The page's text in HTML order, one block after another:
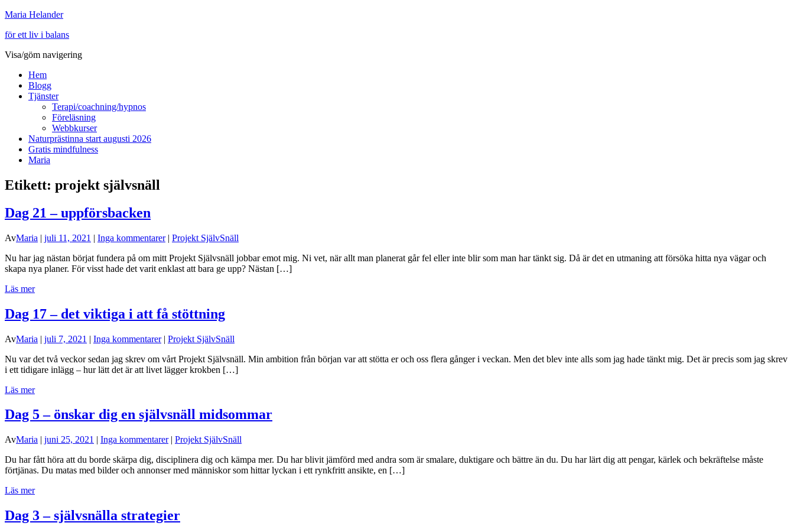
Maria Helander
för ett liv i balans
Visa/göm navigering
Hem
Blogg
Tjänster
Terapi/coachning/hypnos
Föreläsning
Webbkurser
Naturprästinna start augusti 2026
Gratis mindfulness
Maria
Etikett: projekt självsnäll
Dag 21 – uppförsbacken
AvMaria | juli 11, 2021 | Inga kommentarer| Projekt SjälvSnäll
Nu har jag nästan börjat fundera på om mitt Projekt Självsnäll jobbar emot mig. Ni vet, när allt man planerat går fel eller inte blir som man har tänkt sig. Då är det en utmaning att försöka hitta nya vägar och
skapa nya planer. För visst hade det varit enklast att bara ge upp? Nästan […]
Läs mer
Dag 17 – det viktiga i att få stöttning
AvMaria | juli 7, 2021 | Inga kommentarer| Projekt SjälvSnäll
Nu var det två veckor sedan jag skrev om vårt Projekt Självsnäll. Min ambition från början var att stötta er och oss flera gånger i veckan. Men det blev inte alls som jag hade tänkt mig. Det är precis som jag skrev
i ett tidigare inlägg – hur lätt det är att livet lägger krokben […]
Läs mer
Dag 5 – önskar dig en självsnäll midsommar
AvMaria | juni 25, 2021 | Inga kommentarer| Projekt SjälvSnäll
Du har fått höra att du borde skärpa dig, disciplinera dig och kämpa mer. Du har blivit jämförd med andra som är smalare, duktigare och bättre än du. Du har lärt dig att pengar, kärlek och bekräftelse måste
förtjänas. Du matas med bilder och annonser med människor som hittar lyckan i ett rynkfritt ansikte, en […]
Läs mer
Dag 3 – självsnälla strategier